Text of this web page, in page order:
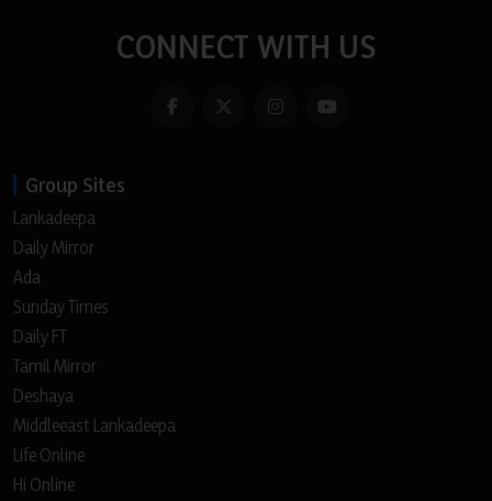
CONNECT WITH US
Group Sites
Lankadeepa
Daily Mirror
Ada
Sunday Times
Daily FT
Tamil Mirror
Deshaya
Middleeast Lankadeepa
Life Online
Hi Online